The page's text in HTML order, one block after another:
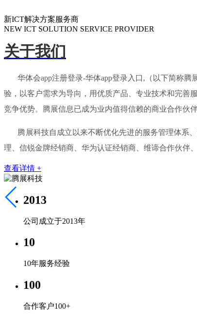
新ICT解决方案服务商
NEW ICT SOLUTION SERVICE PROVIDER
关于我们
华体会app注册登录-华体app登录入口,（以下简称腾
验，以客户需求为导向，用优质产品、专业技术和完善
竞争优势。腾展信息已成为业内值得信赖的商业合作伙
腾展科技自成立以来不断优化先进的服务管理体系、
理、信锐金牌经销商、华为认证经销商、维谛合作伙伴
查看详情 +
2013
公司成立于2013年
10
10年服务经验
100
合作客户100+